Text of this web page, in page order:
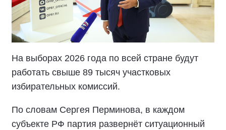
На выборах 2026 года по всей стране будут
работать свыше 89 тысяч участковых
избирательных комиссий.
По словам Сергея Перминова, в каждом
субъекте РФ партия развернёт ситуационный